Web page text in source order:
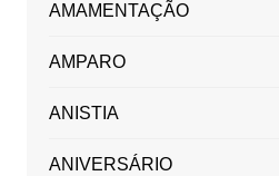
AMAMENTAÇÃO
AMPARO
ANISTIA
ANIVERSÁRIO